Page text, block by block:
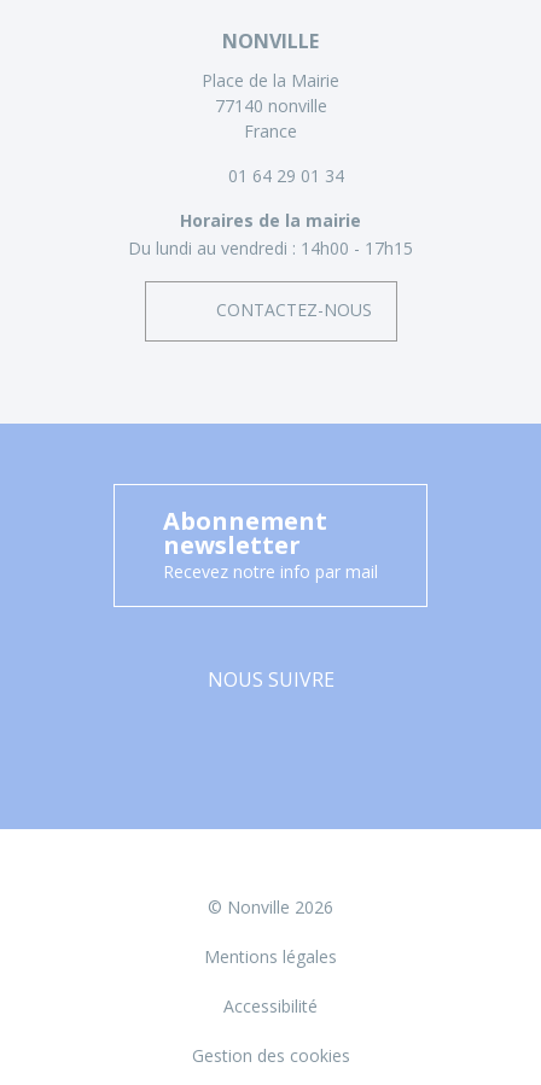
NONVILLE
Place de la Mairie
77140 nonville
France
01 64 29 01 34
Horaires de la mairie
Du lundi au vendredi : 14h00 - 17h15
CONTACTEZ-NOUS
Abonnement
newsletter
Recevez notre info par mail
NOUS SUIVRE
© Nonville 2026
Mentions légales
Accessibilité
Gestion des cookies